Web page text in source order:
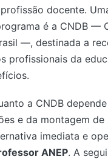
docente.
é a CNDB —
—, destinada a
profissionais da
a CNDB
e da montagem
imediata e
ANEP. A